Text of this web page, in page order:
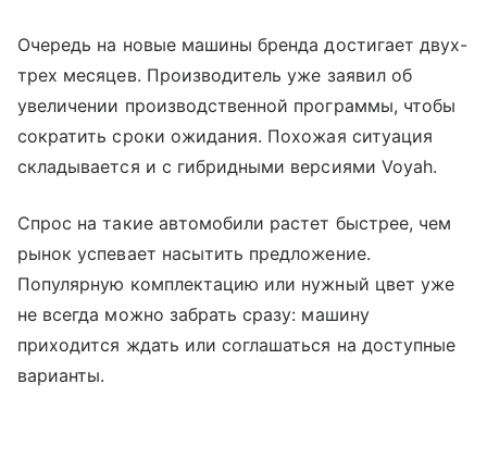
Очередь на новые машины бренда достигает двух-
трех месяцев. Производитель уже заявил об
увеличении производственной программы, чтобы
сократить сроки ожидания. Похожая ситуация
складывается и с гибридными версиями Voyah.
Спрос на такие автомобили растет быстрее, чем
рынок успевает насытить предложение.
Популярную комплектацию или нужный цвет уже
не всегда можно забрать сразу: машину
приходится ждать или соглашаться на доступные
варианты.